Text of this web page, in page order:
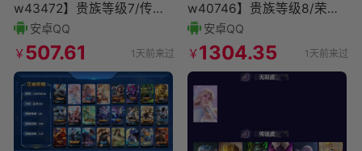
w43472】贵族等级7/传说
皮肤数量6/史诗皮肤数量17/
皮肤数量47/
安卓QQ
￥507.61 1天前来过
w40746】贵族等级8/荣耀
典藏数量3/传说皮肤数量3
0/史诗皮肤数量1
安卓QQ
￥1304.35 1天前来过